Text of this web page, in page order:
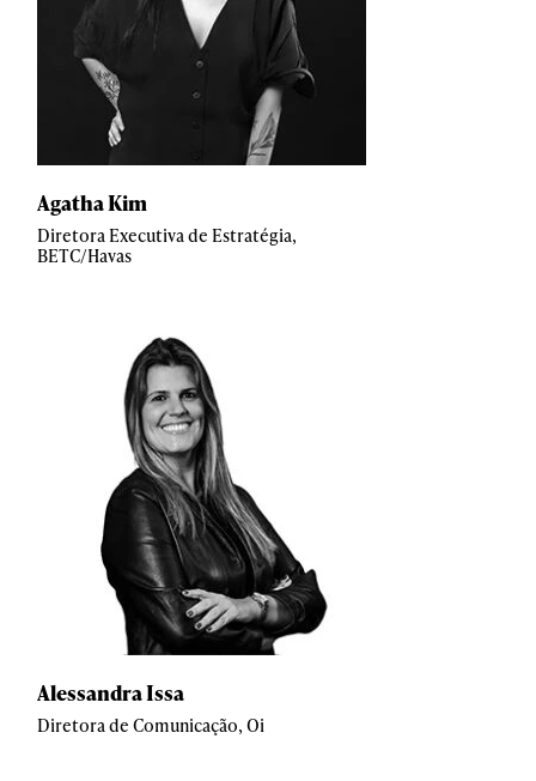
Agatha Kim
Diretora Executiva de Estratégia,
BETC/Havas
Alessandra Issa
Diretora de Comunicação, Oi